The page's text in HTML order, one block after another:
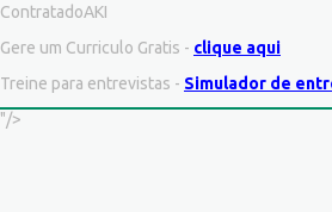
ContratadoAKI
Gere um Curriculo Gratis - clique aqui
Treine para entrevistas - Simulador de
"/>